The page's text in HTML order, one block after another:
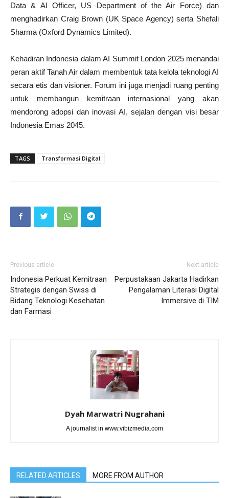
Data & AI Officer, US Department of the Air Force) dan
menghadirkan Craig Brown (UK Space Agency) serta Shefali
Sharma (Oxford Dynamics Limited).
Kehadiran Indonesia dalam AI Summit London 2025 menandai
peran aktif Tanah Air dalam membentuk tata kelola teknologi AI
secara etis dan visioner. Forum ini juga menjadi ruang penting
untuk membangun kemitraan internasional yang akan
mendorong adopsi dan inovasi AI, sejalan dengan visi besar
Indonesia Emas 2045.
TAGS Transformasi Digital
Previous article
Indonesia Perkuat Kemitraan
Strategis dengan Swiss di
Bidang Teknologi Kesehatan
dan Farmasi
Next article
Perpustakaan Jakarta Hadirkan
Pengalaman Literasi Digital
Immersive di TIM
Dyah Marwatri Nugrahani
A journalist in www.vibizmedia.com
RELATED ARTICLES MORE FROM AUTHOR